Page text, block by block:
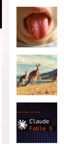
June 15, 2026